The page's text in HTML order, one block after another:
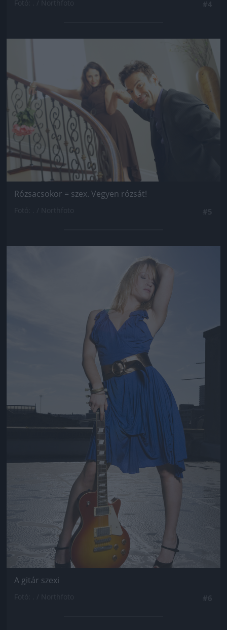
Rózsacsokor = szex. Vegyen rózsát!
Jön még kép!
A gitár szexi